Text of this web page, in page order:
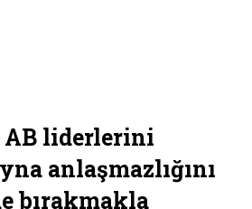
liderlerini
anlaşmazlığını
bırakmakla